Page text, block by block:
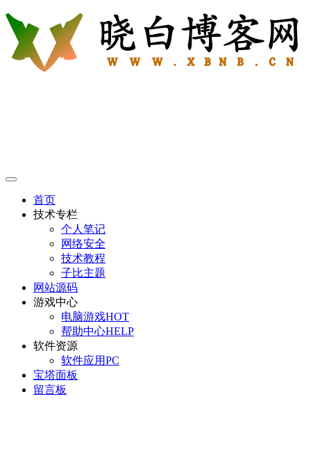
首页
技术专栏
个人笔记
网络安全
技术教程
子比主题
网站源码
游戏中心
电脑游戏HOT
帮助中心HELP
软件资源
软件应用PC
宝塔面板
留言板